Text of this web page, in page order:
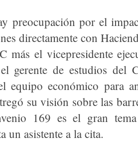
preocupación por el
directamente con
más el vicepresidente
gerente de estudios del
equipo económico para
su visión sobre las
169 es el gran
un asistente a la cita.